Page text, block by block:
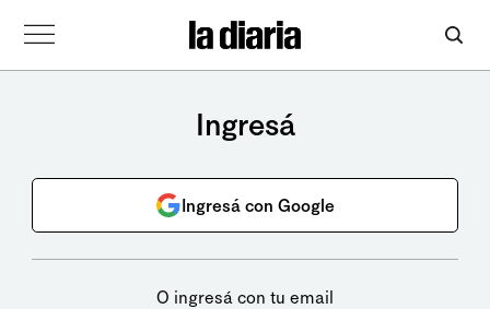
Ingresá
Ingresá con Google
O ingresá con tu email